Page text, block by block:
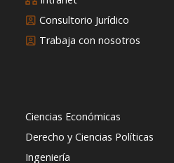
Consultorio Jurídico
Trabaja con nosotros
Ciencias Económicas
Derecho y Ciencias Políticas
Ingeniería